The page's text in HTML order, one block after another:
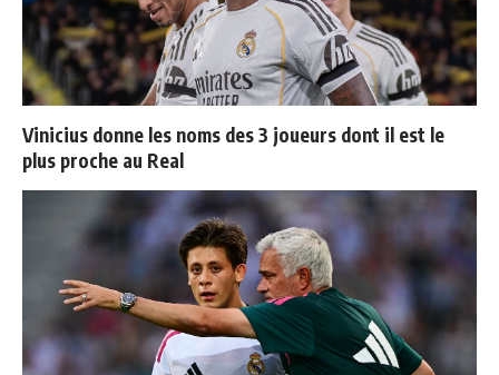
Vinicius donne les noms des 3 joueurs dont il est le
plus proche au Real